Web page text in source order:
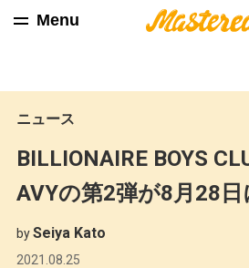
Menu
ニュース
BILLIONAIRE BOYS
AVYの第2弾が8月28
bySeiya Kato
2021.08.25